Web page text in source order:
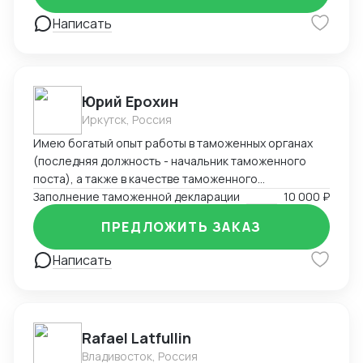
Написать
Юрий Ерохин
Иркутск, Россия
Имею богатый опыт работы в таможенных органах
(последняя должность - начальник таможенного
поста), а также в качестве таможенного
представителя. Два высших образования -
таможенное дело и юриспруденция.
Заполнение таможенной декларации 10 000 ₽
Написать
ПРЕДЛОЖИТЬ ЗАКАЗ
Rafael Latfullin
Владивосток, Россия